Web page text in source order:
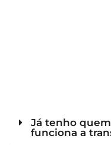
Já tenho
funciona a